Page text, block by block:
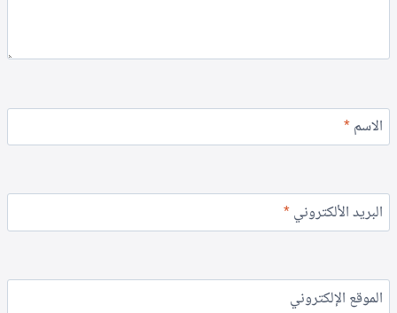
الاسم*
البريد الألكتروني*
الموقع الإلكتروني